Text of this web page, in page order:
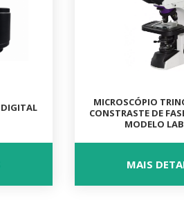
DIGITAL
MICROSCÓPIO
CONSTRASTE DE
MODELO
MAIS